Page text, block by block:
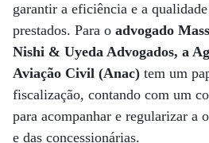
garantir a eficiência e a
prestados. Para o advogado
Nishi & Uyeda Advogados, a
Aviação Civil (Anac) tem um
fiscalização, contando com um
para acompanhar e regularizar a
e das concessionárias.